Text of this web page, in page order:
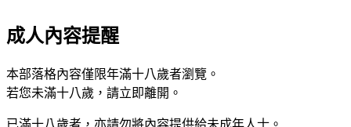
成人內容提醒
本部落格內容僅限年滿十八歲者瀏覽。
若您未滿十八歲，請立即離開。
已滿十八歲者，亦請勿將內容提供給未成年人士。